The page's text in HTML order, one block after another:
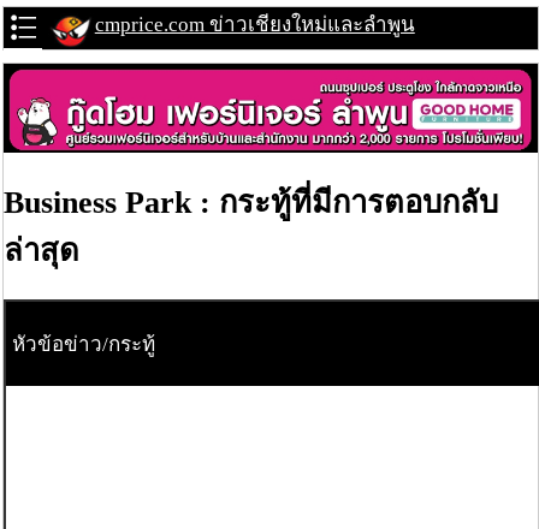
cmprice.com ข่าวเชียงใหม่และลำพูน
Business Park : กระทู้ที่มีการตอบกลับ
ล่าสุด
หัวข้อข่าว/กระทู้